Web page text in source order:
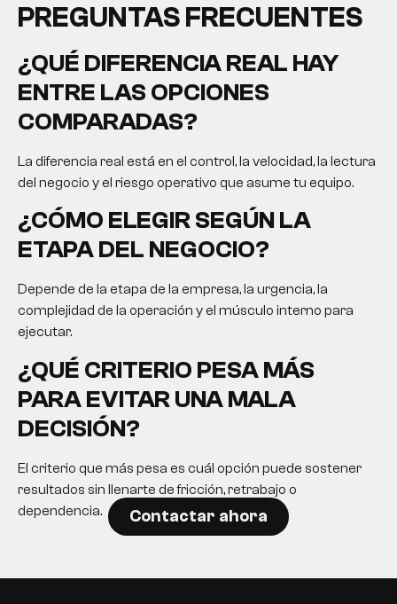
PREGUNTAS FRECUENTES
¿QUÉ DIFERENCIA REAL HAY
ENTRE LAS OPCIONES
COMPARADAS?
La diferencia real está en el control, la velocidad, la lectura
del negocio y el riesgo operativo que asume tu equipo.
¿CÓMO ELEGIR SEGÚN LA
ETAPA DEL NEGOCIO?
Depende de la etapa de la empresa, la urgencia, la
complejidad de la operación y el músculo interno para
ejecutar.
¿QUÉ CRITERIO PESA MÁS
PARA EVITAR UNA MALA
DECISIÓN?
El criterio que más pesa es cuál opción puede sostener
resultados sin llenarte de fricción, retrabajo o
dependencia.
Contactar ahora